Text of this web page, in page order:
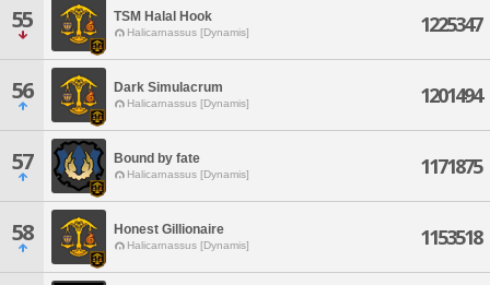
55 TSM Halal Hook
Halicarnassus [Dynamis] 1225347
56 Dark Simulacrum
Halicarnassus [Dynamis] 1201494
57 Bound by fate
Halicarnassus [Dynamis] 1171875
58 Honest Gillionaire
Halicarnassus [Dynamis] 1153518